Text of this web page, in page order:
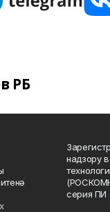
РБ
надзору
серия ПИ